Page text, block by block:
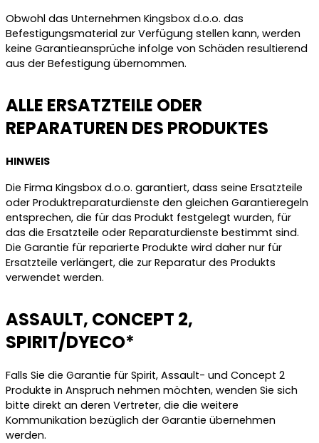
Obwohl das Unternehmen Kingsbox d.o.o. das
Befestigungsmaterial zur Verfügung stellen kann, werden
keine Garantieansprüche infolge von Schäden resultierend
aus der Befestigung übernommen.
ALLE ERSATZTEILE ODER
REPARATUREN DES PRODUKTES
HINWEIS
Die Firma Kingsbox d.o.o. garantiert, dass seine Ersatzteile
oder Produktreparaturdienste den gleichen Garantieregeln
entsprechen, die für das Produkt festgelegt wurden, für
das die Ersatzteile oder Reparaturdienste bestimmt sind.
Die Garantie für reparierte Produkte wird daher nur für
Ersatzteile verlängert, die zur Reparatur des Produkts
verwendet werden.
ASSAULT, CONCEPT 2,
SPIRIT/DYECO*
Falls Sie die Garantie für Spirit, Assault- und Concept 2
Produkte in Anspruch nehmen möchten, wenden Sie sich
bitte direkt an deren Vertreter, die die weitere
Kommunikation bezüglich der Garantie übernehmen
werden.